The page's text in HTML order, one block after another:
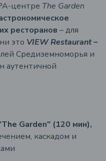
центре The Garden
ресторанов – для
это VIEW Restaurant –
Средиземноморья и
аутентичной
Garden" (120 мин),
каскадом и